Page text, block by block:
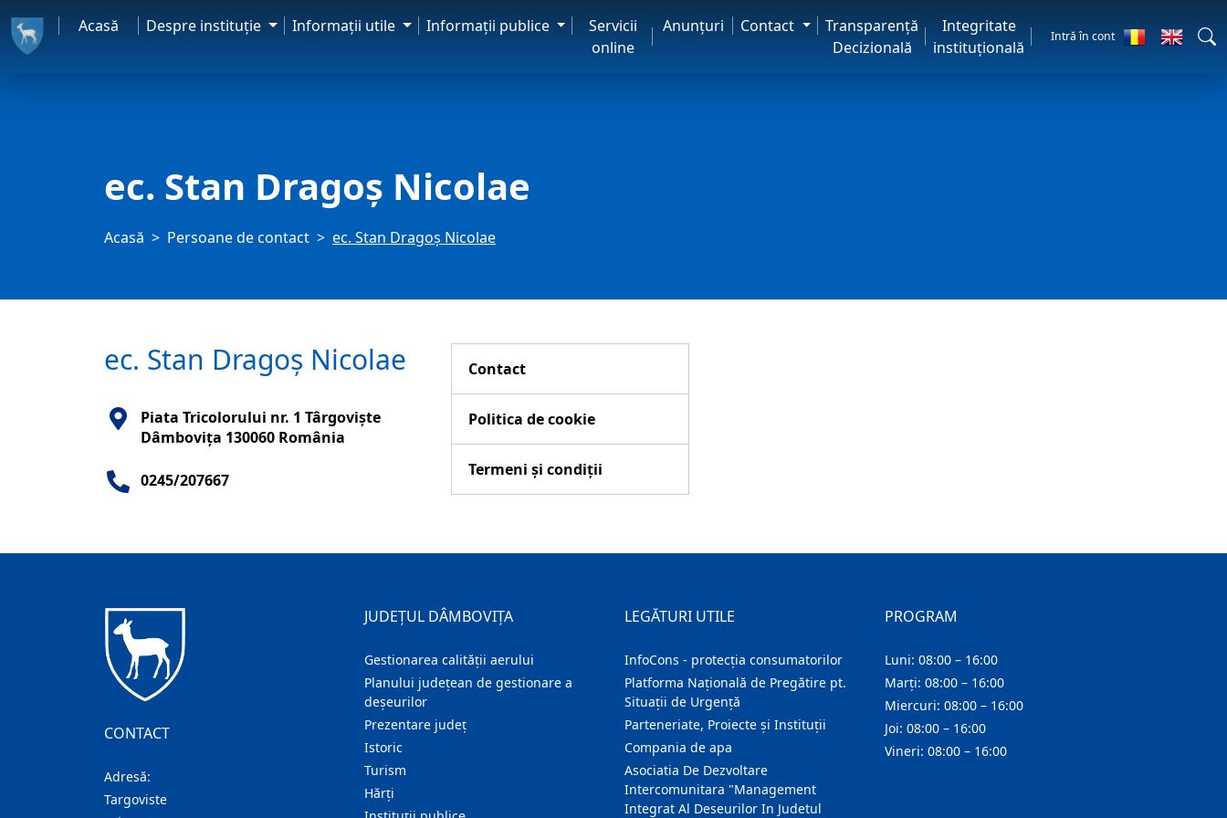
Acasă Despre instituţie Informaţii utile Informaţii publice
Servicii
online
Anunţuri Contact
Transparență
Decizională
Integritate
instituțională
Intră în cont
ec. Stan Dragoș Nicolae
Acasă Persoane de contact ec. Stan Dragoș Nicolae
ec. Stan Dragoș Nicolae
Piata Tricolorului nr. 1 Târgovişte
Dâmboviţa 130060 România
0245/207667
Contact
Politica de cookie
Termeni și condiții
CONTACT
Adresă:
Targoviste
JUDEȚUL DÂMBOVIȚA
Gestionarea calității aerului
Planului județean de gestionare a
deșeurilor
Prezentare judeţ
Istoric
Turism
Hărţi
LEGĂTURI UTILE
InfoCons - protecția consumatorilor
Platforma Națională de Pregătire pt.
Situații de Urgență
Parteneriate, Proiecte și Instituții
Compania de apa
Asociatia De Dezvoltare
Intercomunitara "Management
Integrat Al Deseurilor In Judetul
PROGRAM
Luni: 08:00 – 16:00
Marți: 08:00 – 16:00
Miercuri: 08:00 – 16:00
Joi: 08:00 – 16:00
Vineri: 08:00 – 16:00